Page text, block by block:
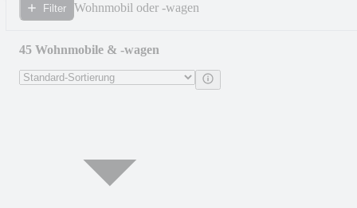
Filter Wohnmobil oder -wagen
45 Wohnmobile & -wagen